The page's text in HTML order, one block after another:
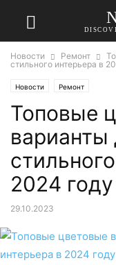
Новости Ремонт
стильного интерьера в
Новости Ремонт
Топовые
варианты
2024 году
29.10.2023